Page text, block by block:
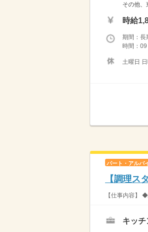
その他、
時給
期間：
時間：
土曜日
パート・アルバ
【調理ス
【仕事内容】
キッチ